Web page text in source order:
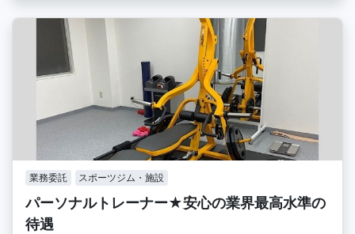
業務委託 スポーツジム・施設
パーソナルトレーナー★安心の業界最高水準の
待遇